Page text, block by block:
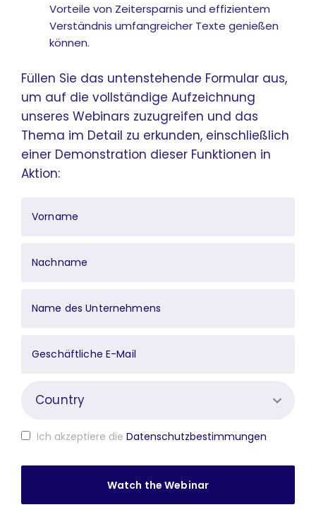
Vorteile von Zeitersparnis und effizientem
Verständnis umfangreicher Texte genießen
können.
Füllen Sie das untenstehende Formular aus,
um auf die vollständige Aufzeichnung
unseres Webinars zuzugreifen und das
Thema im Detail zu erkunden, einschließlich
einer Demonstration dieser Funktionen in
Aktion:
Ich akzeptiere die Datenschutzbestimmungen